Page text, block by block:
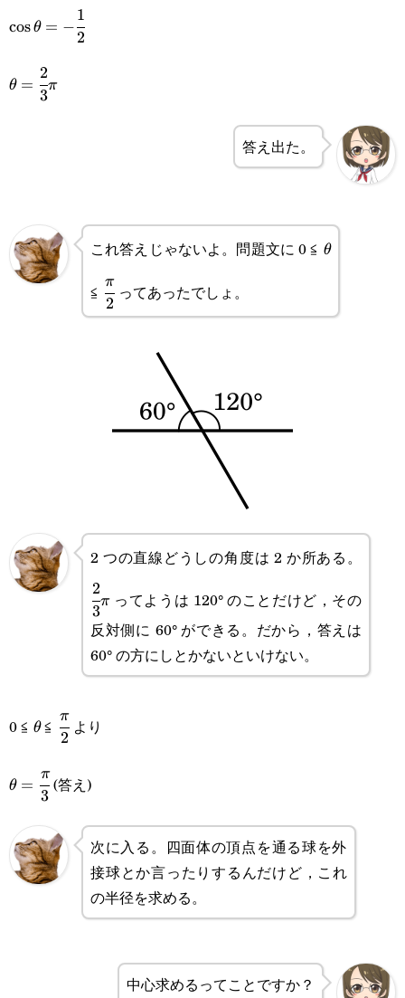
\cos\theta=-
\cfrac{1}{2}
cosθ = −
2
1
\theta=\cfrac{2}
{3}\pi
θ =
3
2
π
答え出た。
これ答えじゃないよ。問題文に 0 ≦ \theta
θ
≦ \cfrac{\pi}
{2}
2
π ってあったでしょ。
2 つの直線どうしの角度は 2 か所ある。
3
2
πってようは 120° のことだけど，その
反対側に 60° ができる。だから，答えは
60° の方にしとかないといけない。
0 ≦ \theta
θ≦ \cfrac{\pi}
{2}
2
πより
\theta=\cfrac{\pi}
θ =
3
π (答え)
次に入る。四面体の頂点を通る球を外
接球とか言ったりするんだけど，これ
の半径を求める。
中心求めるってことですか？